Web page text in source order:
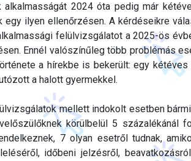
alkalmasságát 2024 óta pedig már
egy ilyen ellenőrzésen. A kérdéseikre
felülvizsgálatot a 2025-ös
Ennél valószínűleg több problémás
a hírekbe is bekerült: egy
a halott gyermekkel.
mellett indokolt esetben
körülbelül 5
7 olyan esetről tudnak,
időbeni jelzésről,